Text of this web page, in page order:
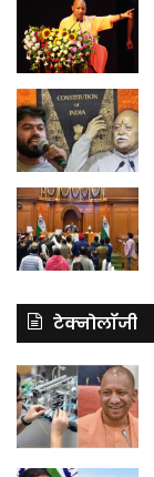
टेक्नोलॉजी